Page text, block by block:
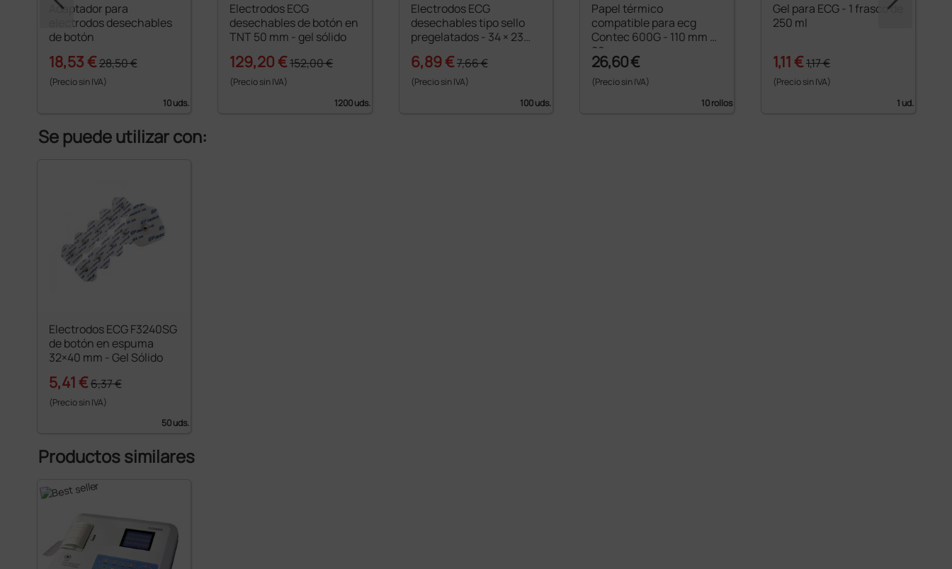
Adaptador para
electrodos desechables
de botón
18,53 €28,50 €
(Precio sin IVA)
10 uds.
Electrodos ECG
desechables de botón en
TNT 50 mm - gel sólido
129,20 €152,00 €
(Precio sin IVA)
1200 uds.
Electrodos ECG
desechables tipo sello
pregelatados - 34 × 23
6,89 €7,66 €
(Precio sin IVA)
100 uds.
Papel térmico
compatible para ecg
Contec 600G - 110 mm ×
20 m
26,60 €
(Precio sin IVA)
10 rollos
Gel para ECG - 1 frasco de
250 ml
1,11 €1,17 €
(Precio sin IVA)
1 ud.
Se puede utilizar con:
Electrodos ECG F3240SG
de botón en espuma
32×40 mm - Gel Sólido
5,41 €6,37 €
(Precio sin IVA)
50 uds.
Productos similares